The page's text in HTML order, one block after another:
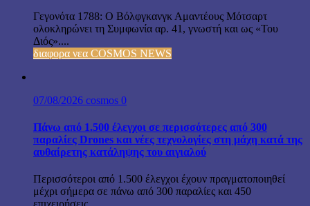
Γεγονότα 1788: Ο Βόλφγκανγκ Αμαντέους Μότσαρτ
ολοκληρώνει τη Συμφωνία αρ. 41, γνωστή και ως «Του
Διός»....
διαφορα νεα COSMOS NEWS
07/08/2026 cosmos 0
Πάνω από 1.500 έλεγχοι σε περισσότερες από 300
παραλίες Drones και νέες τεχνολογίες στη μάχη κατά της
αυθαίρετης κατάληψης του αιγιαλού
Περισσότεροι από 1.500 έλεγχοι έχουν πραγματοποιηθεί
μέχρι σήμερα σε πάνω από 300 παραλίες και 450